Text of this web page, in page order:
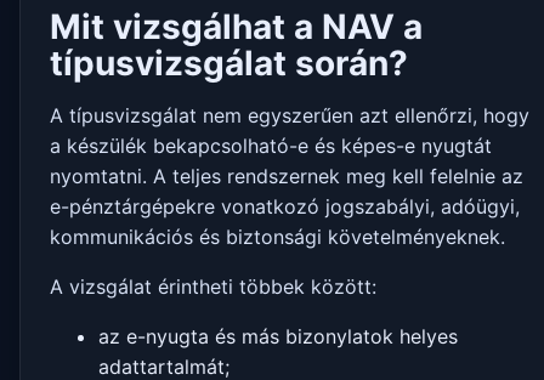
Mit vizsgálhat a NAV a
típusvizsgálat során?
A típusvizsgálat nem egyszerűen azt ellenőrzi, hogy
a készülék bekapcsolható-e és képes-e nyugtát
nyomtatni. A teljes rendszernek meg kell felelnie az
e-pénztárgépekre vonatkozó jogszabályi, adóügyi,
kommunikációs és biztonsági követelményeknek.
A vizsgálat érintheti többek között:
az e-nyugta és más bizonylatok helyes
adattartalmát;